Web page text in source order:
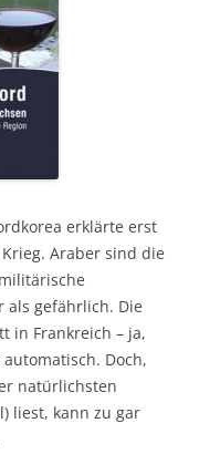
erklärte erst
Araber sind die
gefährlich. Die
in Frankreich – ja,
Doch,
natürlichsten
liest, kann zu gar